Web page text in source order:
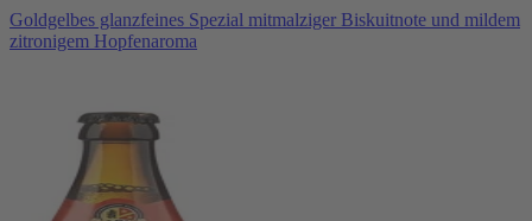
Goldgelbes glanzfeines Spezial mitmalziger Biskuitnote und mildem
zitronigem Hopfenaroma